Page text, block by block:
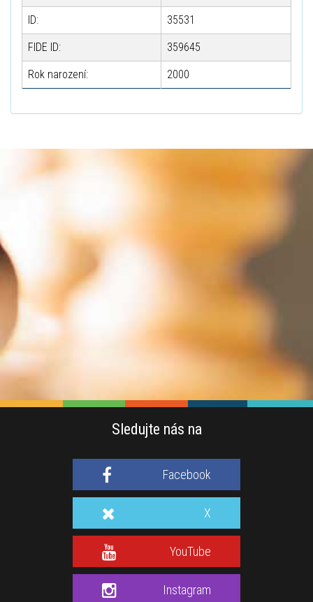
ID: 35531
FIDE ID: 359645
Rok narození: 2000
Sledujte nás na
Facebook
X
YouTube
Instagram